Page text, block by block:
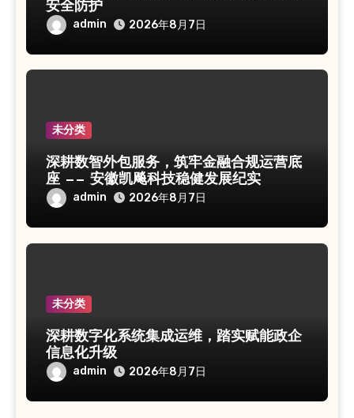
安全防护
admin 2026年8月7日
未分类
深耕数智外包服务，筑牢金融合规运营底
座 —— 安徽凯飚科技稳健发展纪实
admin 2026年8月7日
未分类
深耕数字化系统集成运维，踏实赋能政企
信息化升级
admin 2026年8月7日